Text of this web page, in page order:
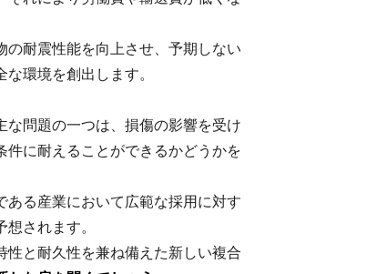
耐震性能を向上させ、予期しない
環境を創出します。
問題の一つは、損傷の影響を受け
に耐えることができるかどうかを
る産業において広範な採用に対す
されます。
と耐久性を兼ね備えた新しい複合